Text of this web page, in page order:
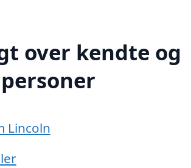
over kendte og
Lincoln